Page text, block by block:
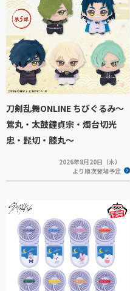
刀剣乱舞ONLINE ちびぐるみ～
鶯丸・太鼓鐘貞宗・燭台切光
忠・髭切・膝丸～
2026年8月20日（木）
より順次登場予定